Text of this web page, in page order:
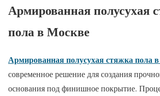
Армированная полусухая
пола в Москве
Армированная полусухая стяжка пола
современное решение для создания
основания под финишное покрытие.